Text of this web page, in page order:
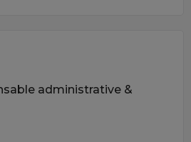
administrative &